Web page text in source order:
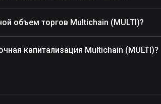
объем торгов Multichain (MULTI)?
капитализация Multichain (MULTI)?